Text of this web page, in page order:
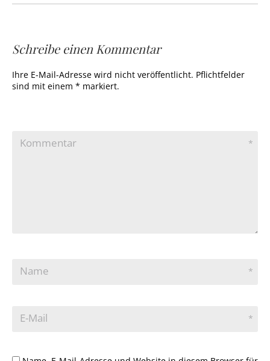
Schreibe einen Kommentar
Ihre E-Mail-Adresse wird nicht veröffentlicht. Pflichtfelder
sind mit einem * markiert.
Kommentar *
Name *
E-Mail *